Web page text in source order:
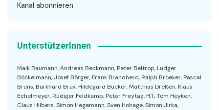
Kanal abonnieren
UnterstützerInnen
Maik Baumann, Andreas Beckmann, Peter Beltrop, Ludger
Böckelmann, Josef Börger, Frank Brandherd, Ralph Broeker, Pascal
Bruns, Burkhard Brüx, Hildegard Bücker, Matthias Dreßen, Klaus
Echelmeyer, Rüdiger Feldkamp, Peter Freytag, H.T., Tom Heyken,
Claus Hilbers, Simon Hegemann, Sven Hohage, Simon Jirka,